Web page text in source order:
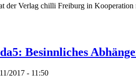
der Verlag chilli Freiburg in
Besinnliches
2017 - 11:50